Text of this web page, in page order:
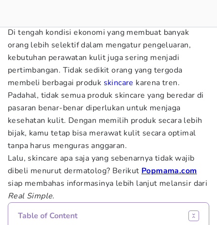
Di tengah kondisi ekonomi yang membuat banyak
orang lebih selektif dalam mengatur pengeluaran,
kebutuhan perawatan kulit juga sering menjadi
pertimbangan. Tidak sedikit orang yang tergoda
membeli berbagai produk skincare karena tren.
Padahal, tidak semua produk skincare yang beredar di
pasaran benar-benar diperlukan untuk menjaga
kesehatan kulit. Dengan memilih produk secara lebih
bijak, kamu tetap bisa merawat kulit secara optimal
tanpa harus menguras anggaran.
Lalu, skincare apa saja yang sebenarnya tidak wajib
dibeli menurut dermatolog? Berikut Popmama.com
siap membahas informasinya lebih lanjut melansir dari
Real Simple.
Table of Content